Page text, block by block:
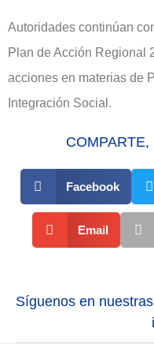
Autoridades continúan
Plan de Acción Regional
acciones en materias de
Integración Social.
Facebook
Email
Síguenos en